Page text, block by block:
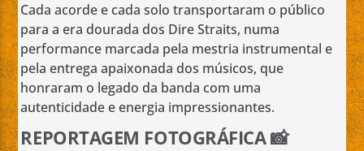
Cada acorde e cada solo transportaram o público
para a era dourada dos Dire Straits, numa
performance marcada pela mestria instrumental e
pela entrega apaixonada dos músicos, que
honraram o legado da banda com uma
autenticidade e energia impressionantes.
REPORTAGEM FOTOGRÁFICA 📸